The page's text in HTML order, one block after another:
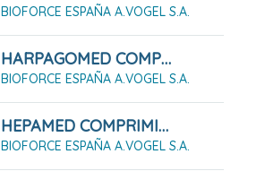
BIOFORCE ESPAÑA A.VOGEL S.A.
HARPAGOMED COMPRIMIDOS RECUBIERTOS , 60 COMPRIMIDOS
BIOFORCE ESPAÑA A.VOGEL S.A.
HEPAMED COMPRIMIDOS, 60 COMPRIMIDOS
BIOFORCE ESPAÑA A.VOGEL S.A.